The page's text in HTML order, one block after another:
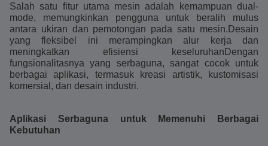
Salah satu fitur utama mesin adalah kemampuan dual-
mode, memungkinkan pengguna untuk beralih mulus
antara ukiran dan pemotongan pada satu mesin.Desain
yang fleksibel ini merampingkan alur kerja dan
meningkatkan efisiensi keseluruhanDengan
fungsionalitasnya yang serbaguna, sangat cocok untuk
berbagai aplikasi, termasuk kreasi artistik, kustomisasi
komersial, dan desain industri.
Aplikasi Serbaguna untuk Memenuhi Berbagai
Kebutuhan